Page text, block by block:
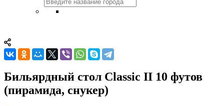
Бильярдный стол Classic II 10 футов
(пирамида, снукер)